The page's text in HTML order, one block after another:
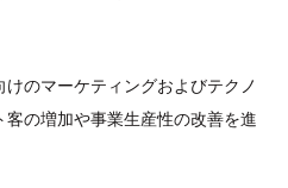
のマーケティングおよびテクノ
の増加や事業生産性の改善を進